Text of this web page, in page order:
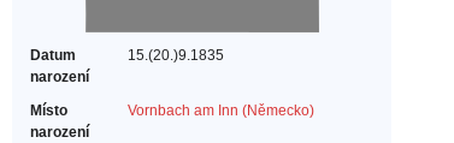
Datum
narození
15.(20.)9.1835
Místo
narození
Vornbach am Inn (Německo)